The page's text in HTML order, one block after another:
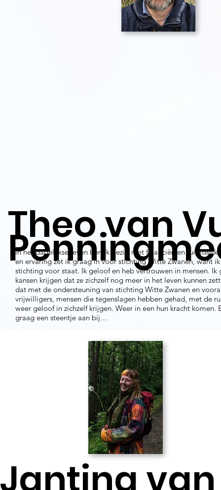
In het dagelijkse leven ben ik bezig met financiën en
en ervaring zet ik graag in voor stichting Witte Zwanen, want
stichting voor staat. Ik geloof en heb vertrouwen in mensen. Ik
kansen krijgen dat ze zichzelf nog meer in het leven kunnen
dat met de ondersteuning van stichting Witte Zwanen en
vrijwilligers, mensen die tegenslagen hebben gehad, met de
weer geloof in zichzelf krijgen. Weer in een hun kracht komen.
graag een steentje aan bij…
Theo van
Jantina van